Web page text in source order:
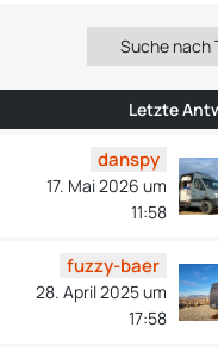
Suche nach
Letzte
danspy
17. Mai 2026 um
11:58
fuzzy-baer
28. April 2025 um
17:58